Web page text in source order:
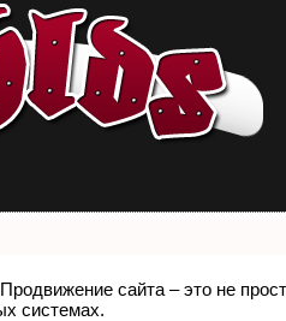
сайта – это не
системах.